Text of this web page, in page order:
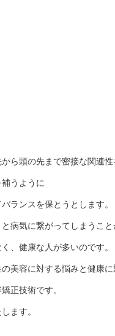
ら頭の先まで密接な関連性
うように
ランスを保とうとします。
病気に繋がってしまうこと
、健康な人が多いのです。
美容に対する悩みと健康
正技術です。
ます。